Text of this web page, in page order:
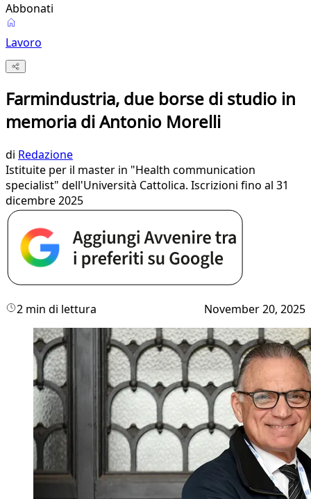
Abbonati
Lavoro
Farmindustria, due borse di studio in
memoria di Antonio Morelli
di Redazione
Istituite per il master in "Health communication
specialist" dell'Università Cattolica. Iscrizioni fino al 31
dicembre 2025
2 min di lettura November 20, 2025